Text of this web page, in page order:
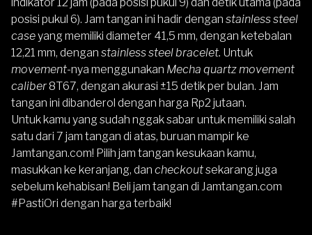
posisi pukul 6). Jam tangan ini hadir dengan stainless steel
caseyang memiliki diameter 41,5 mm, dengan ketebalan
12,21 mm, dengan stainless steel bracelet. Untuk
movement-nya menggunakan Mecha quartz movement
caliber8T67, dengan akurasi ±15 detik per bulan. Jam
tangan ini dibanderol dengan harga Rp2 jutaan.
Untuk kamu yang sudah nggak sabar untuk memiliki salah
satu dari 7 jam tangan di atas, buruan mampir ke
Jamtangan.com! Pilih jam tangan kesukaan kamu,
masukkan ke keranjang, dan checkoutsekarang juga
sebelum kehabisan! Beli jam tangan di Jamtangan.com
#PastiOri dengan harga terbaik!